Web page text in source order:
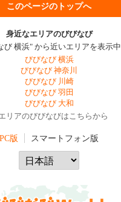
このページのトップへ
身近なエリアのびびなび
び 横浜" から近いエリアを表示中
びびなび 横浜
びびなび 神奈川
びびなび 川崎
びびなび 羽田
びびなび 大和
リアのびびなびはこちらから
PC版 スマートフォン版